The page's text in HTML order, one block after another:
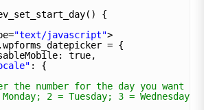
{
"text/javascript">
= {
true,
: {
the number for the day you want
2 = Tuesday; 3 =